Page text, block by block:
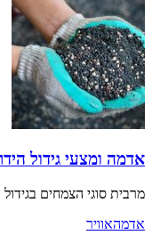
אדמה ומצעי גידול
מרבית סוגי הצמחים
אדמהאוויר